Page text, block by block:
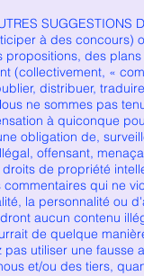
à des concours)
des
(collectivement, «
distribuer,
ne sommes pas
à quiconque
obligation de,
offensant,
de propriété
qui ne
la personnalité ou
aucun contenu
de quelque
utiliser une
et/ou des tiers,